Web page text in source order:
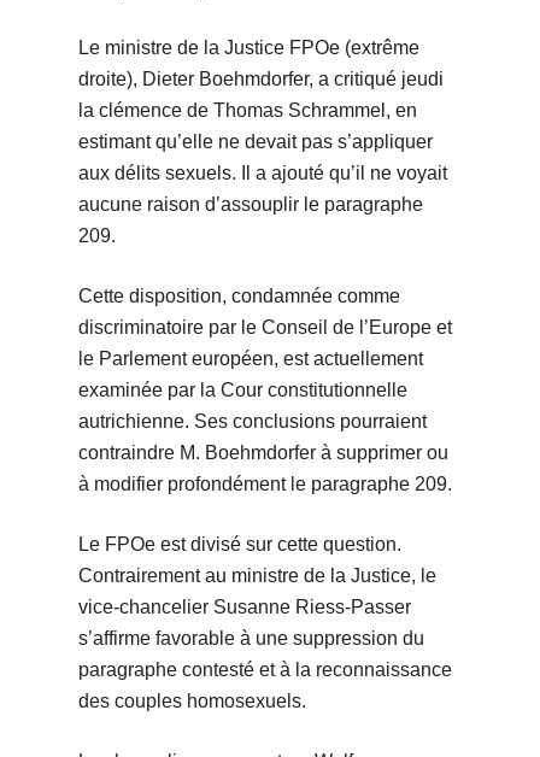
Le ministre de la Justice FPOe (extrême
droite), Dieter Boehmdorfer, a critiqué jeudi
la clémence de Thomas Schrammel, en
estimant qu’elle ne devait pas s’appliquer
aux délits sexuels. Il a ajouté qu’il ne voyait
aucune raison d’assouplir le paragraphe
209.
Cette disposition, condamnée comme
discriminatoire par le Conseil de l’Europe et
le Parlement européen, est actuellement
examinée par la Cour constitutionnelle
autrichienne. Ses conclusions pourraient
contraindre M. Boehmdorfer à supprimer ou
à modifier profondément le paragraphe 209.
Le FPOe est divisé sur cette question.
Contrairement au ministre de la Justice, le
vice-chancelier Susanne Riess-Passer
s’affirme favorable à une suppression du
paragraphe contesté et à la reconnaissance
des couples homosexuels.